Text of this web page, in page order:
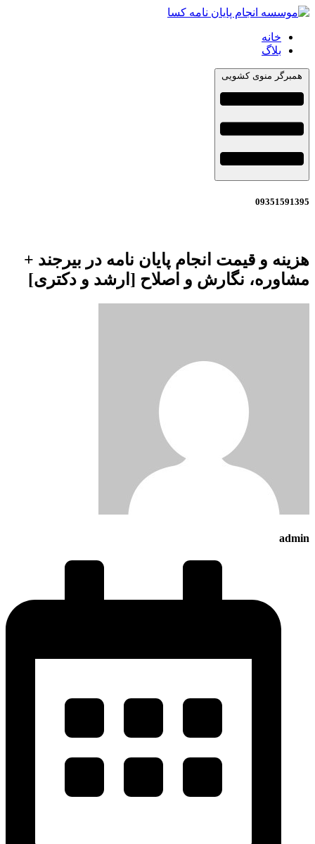
خانه
بلاگ
همبرگر منوی کشویی
09351591395
هزینه و قیمت انجام پایان نامه در بیرجند +
مشاوره، نگارش و اصلاح [ارشد و دکتری]
admin